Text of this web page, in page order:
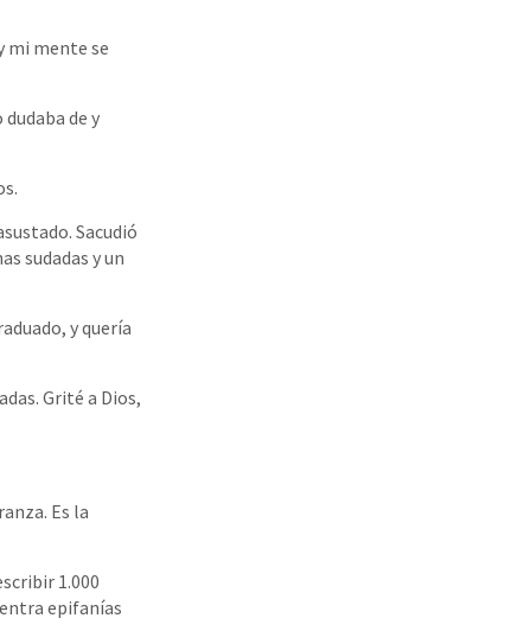
mi mente se
de y
Sacudió
sudadas y un
y quería
Grité a Dios,
Es la
1.000
epifanías